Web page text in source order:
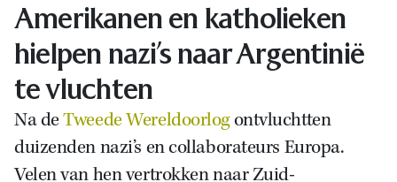
Amerikanen en katholieken
hielpen nazi’s naar Argentinië
te vluchten
Na deTweede Wereldoorlogontvluchtten
duizenden nazi’s en collaborateurs Europa.
Velen van hen vertrokken naar Zuid-